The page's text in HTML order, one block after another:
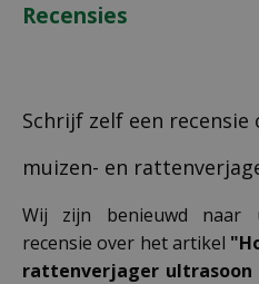
Recensies
Schrijf zelf een recensie
muizen- en
Wij zijn benieuwd naar
recensie over het artikel
rattenverjager ultrasoon